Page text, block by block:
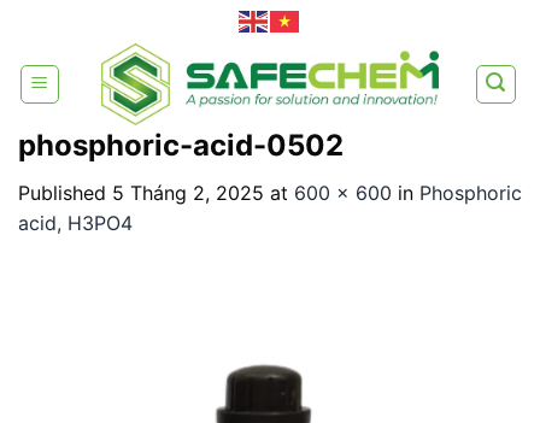
content
phosphoric-acid-0502
Published 5 Tháng 2, 2025 at 600 × 600 in Phosphoric
acid, H3PO4